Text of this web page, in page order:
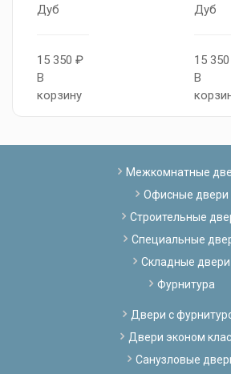
Дуб
15 350 ₽
В
корзину
Дуб
15
В
Межкомнатные
Офисные двери
Строительные
Специальные
Складные двери
Фурнитура
Двери с
Двери эконом
Санузловые